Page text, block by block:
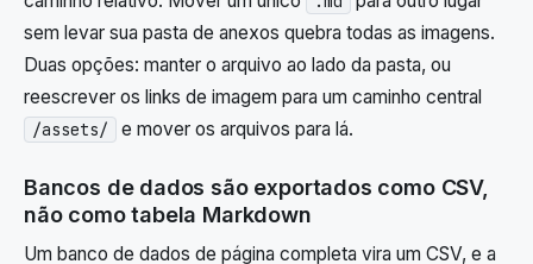
sem levar sua pasta de anexos quebra todas as imagens.
Duas opções: manter o arquivo ao lado da pasta, ou
reescrever os links de imagem para um caminho central
/assets/ e mover os arquivos para lá.
Bancos de dados são exportados como CSV,
não como tabela Markdown
Um banco de dados de página completa vira um CSV, e a